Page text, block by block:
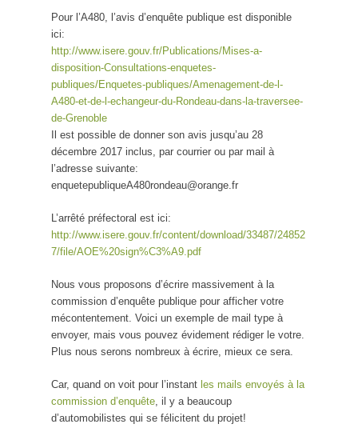
Pour l’A480, l’avis d’enquête publique est disponible
ici:
http://www.isere.gouv.fr/Publications/Mises-a-
disposition-Consultations-enquetes-
publiques/Enquetes-publiques/Amenagement-de-l-
A480-et-de-l-echangeur-du-Rondeau-dans-la-traversee-
de-Grenoble
Il est possible de donner son avis jusqu’au 28
décembre 2017 inclus, par courrier ou par mail à
l’adresse suivante:
enquetepubliqueA480rondeau@orange.fr
L’arrêté préfectoral est ici:
http://www.isere.gouv.fr/content/download/33487/24852
7/file/AOE%20sign%C3%A9.pdf
Nous vous proposons d’écrire massivement à la
commission d’enquête publique pour afficher votre
mécontentement. Voici un exemple de mail type à
envoyer, mais vous pouvez évidement rédiger le votre.
Plus nous serons nombreux à écrire, mieux ce sera.
Car, quand on voit pour l’instant les mails envoyés à la
commission d’enquête , il y a beaucoup
d’automobilistes qui se félicitent du projet!